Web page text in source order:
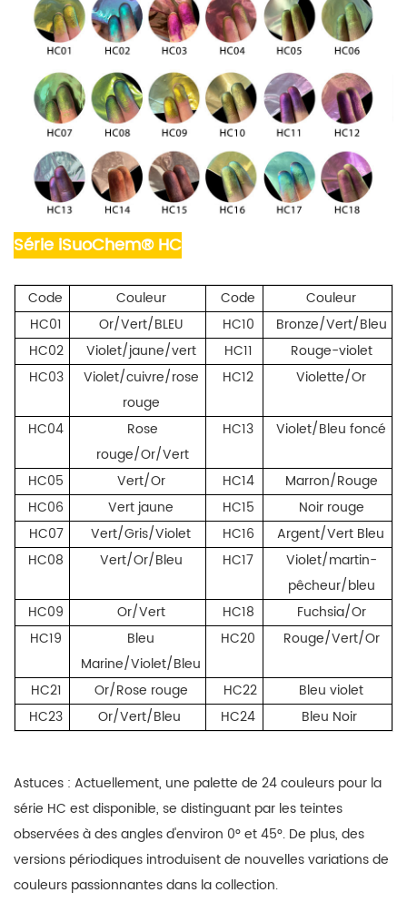
Série iSuoChem® HC
Code Couleur Code
Couleur
HC01
Or/Vert/BLEU HC10
Bronze/Vert/Bleu
HC02
Violet/jaune/vert HC11
Rouge-violet
HC03
Violet/cuivre/rose
rouge
HC12 Violette/Or
HC04
Rose
rouge/Or/Vert
HC13 Violet/Bleu foncé
HC05 Vert/Or HC14
Marron/Rouge
HC06
Vert jaune HC15
Noir rouge
HC07
Vert/Gris/Violet HC16
Argent/Vert Bleu
HC08
Vert/Or/Bleu HC17
Violet/martin-
pêcheur/bleu
HC09
Or/Vert HC18
Fuchsia/Or
HC19
Bleu
Marine/Violet/Bleu
HC20 Rouge/Vert/Or
HC21 Or/Rose rouge HC22
Bleu violet
HC23
Or/Vert/Bleu HC24 Bleu Noir
Astuces : Actuellement, une palette de 24 couleurs pour la
série HC est disponible, se distinguant par les teintes
observées à des angles d'environ 0° et 45°. De plus, des
versions périodiques introduisent de nouvelles variations de
couleurs passionnantes dans la collection.